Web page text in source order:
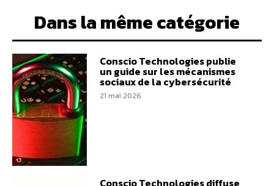
Dans la même catégorie
Conscio Technologies publie
un guide sur les mécanismes
sociaux de la cybersécurité
21 mai 2026
Conscio Technologies diffuse